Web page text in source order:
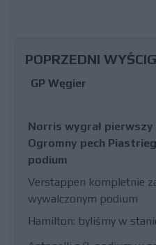
POPRZEDNI WYŚCIG
GP Węgier
Norris wygrał pierwszy
Ogromny pech
podium
Verstappen kompletnie
wywalczonym podium
Hamilton: byliśmy w